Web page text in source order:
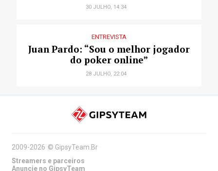
30 JULHO, 14:34
ENTREVISTA
Juan Pardo: “Sou o melhor jogador
do poker online”
28 JULHO, 22:04
2009-2026 © GipsyTeam.Br
Streamers e parceiros
Anuncie no GipsyTeam